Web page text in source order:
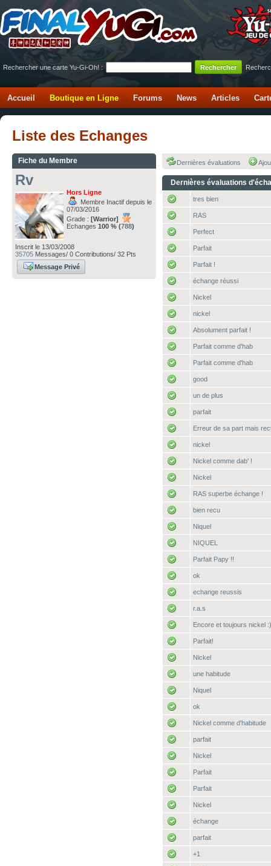
Rechercher une carte Yu-Gi-Oh! :
Accueil Boutique en Ligne Forums News Articles
Liste des Echanges
Fiche du Membre
Rv
Hors Ligne
Membre Inactif depuis le
07/03/2016
Grade : [Warrior]
Echanges 100 % (788)
Inscrit le 13/03/2008
35705 Messages/ 0 Contributions/ 32 Pts
Message Privé
Dernières évaluations
Dernières évaluations
tres bien
RAS
Perfect
Parfait
Parfait !
échange réussi
Nickel
nickel
Absolument parfait !
Parfait comme d'hab
Parfait comme d'hab
good
un de plus
parfait
Erreur de sa part mais
nickel
Nickel comme dab' !
Nickel
RAS superbe échange !
bien recu
Niquel
NIQUEL
Parfait Papy !!
ok
echange reussis
r.a.s
Encore et toujours nickel
Parfait!
Nickel
une habitude
Niquel
ok
Nickel comme d'habitude
parfait
Nickel
Parfait
Parfait
Nickel
échange
parfait
+1